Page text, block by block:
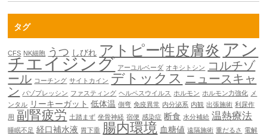
タグ
CFS NK細胞 うつ しびれ アトピー性皮膚炎 アン
チエイジング アーユルベーダ オキシトシン
コルチゾ
ール コーチング サイトカイン デトックス ニュースキャ
ン バゾプレッシン ファスティング ヘルペスウイルス ホルモン ホルモン力強化 メ
ンタル リーキーガット 低体温 側弯 免疫異常 内分泌系 内観 出張施術 利尿作
用 副腎疲労 土踏まず 坐骨神経 宿便 感染症 断食 水分補給 温熱療法
睡眠不足 経口補水液 胃下垂 腸内環境 血糖値 遠隔施術 重だるさ 電解